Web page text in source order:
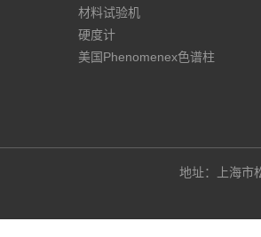
材料试验机
硬度计
美国Phenomenex色谱柱
地址：上海